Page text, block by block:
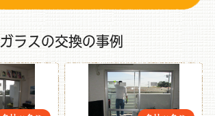
ガラスの交換の事例